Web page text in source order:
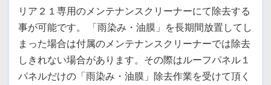
リア２１専用のメンテナンスクリーナーにて除去する
事が可能です。
「雨染み・油膜」を長期間放置してし
まった場合は付属のメンテナンスクリーナーでは除去
しきれない場合があります。その際はルーフパネル１
パネルだけの「雨染み・油膜」除去作業を受けて頂く